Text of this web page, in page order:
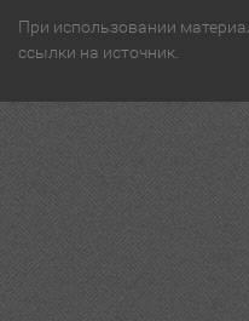
При использовании
ссылки на источник.